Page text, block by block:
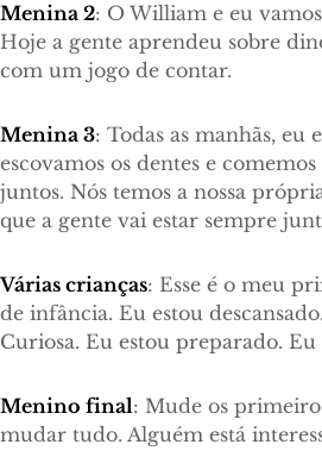
Menina 2: O William e eu
Hoje a gente aprendeu sobre
com um jogo de contar.
Menina 3: Todas as manhãs, eu
escovamos os dentes e
juntos. Nós temos a nossa
que a gente vai estar sempre
Várias crianças: Esse é o meu
de infância. Eu estou
Curiosa. Eu estou preparado.
Menino final: Mude os
mudar tudo. Alguém está